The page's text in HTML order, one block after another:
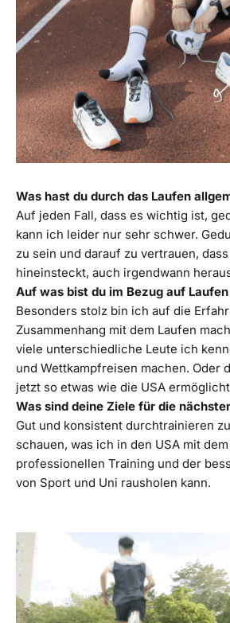
Was hast du durch das Laufen
Auf jeden Fall, dass es wichtig ist,
kann ich leider nur sehr schwer.
zu sein und darauf zu vertrauen,
hineinsteckt, auch irgendwann
Auf was bist du im Bezug auf
Besonders stolz bin ich auf die
Zusammenhang mit dem Laufen
viele unterschiedliche Leute ich
und Wettkampfreisen machen. Oder
jetzt so etwas wie die USA
Was sind deine Ziele für die
Gut und konsistent durchtrainieren
schauen, was ich in den USA mit
professionellen Training und der
von Sport und Uni rausholen kann.